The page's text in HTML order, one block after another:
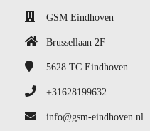
GSM Eindhoven
Brussellaan 2F
5628 TC Eindhoven
+31628199632
info@gsm-eindhoven.nl